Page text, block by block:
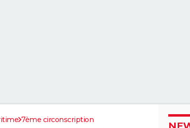
7ème circonscription